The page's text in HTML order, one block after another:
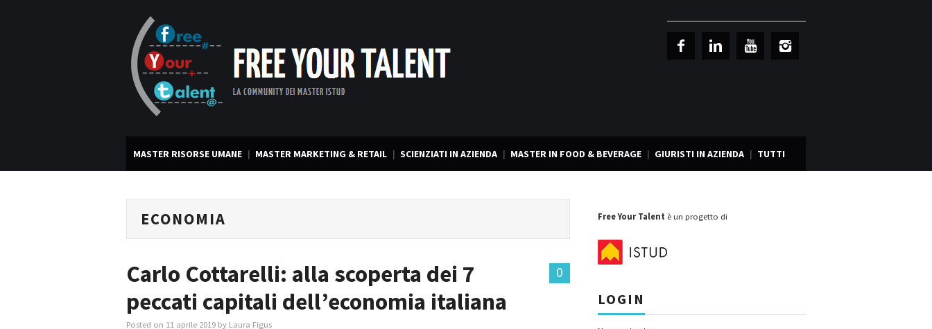
MASTER RISORSE UMANE MASTER MARKETING & RETAIL SCIENZIATI IN AZIENDA MASTER IN FOOD & BEVERAGE GIURISTI IN AZIENDA TUTTI
ECONOMIA
0
Carlo Cottarelli: alla scoperta dei 7
peccati capitali dell’economia italiana
Posted on 11 aprile 2019 by Laura Figus
Free Your Talent è un progetto di
LOGIN